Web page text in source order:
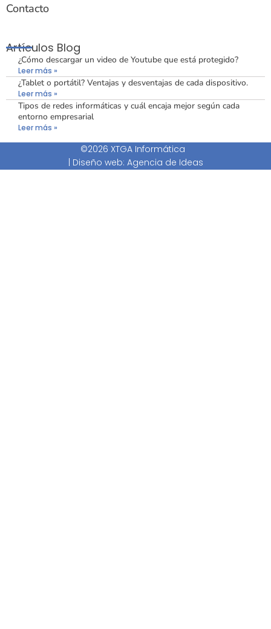
Contacto
Artículos Blog
¿Cómo descargar un video de Youtube que está protegido?
Leer más »
¿Tablet o portátil? Ventajas y desventajas de cada dispositivo.
Leer más »
Tipos de redes informáticas y cuál encaja mejor según cada
entorno empresarial
Leer más »
©2026 XTGA Informática
Diseño web: Agencia de Ideas